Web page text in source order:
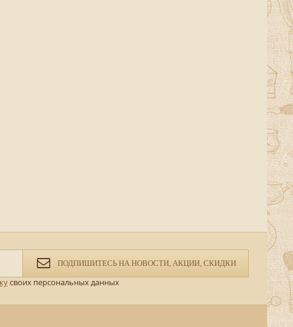
ПОДПИШИТЕСЬ НА НОВОСТИ, АКЦИИ, СКИДКИ
своих персональных данных